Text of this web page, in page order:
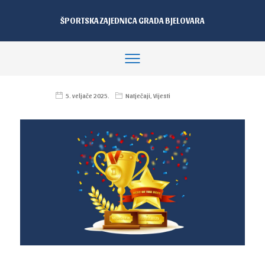
ŠPORTSKA ZAJEDNICA GRADA BJELOVARA
5. veljače 2025. Natječaji ,Vijesti